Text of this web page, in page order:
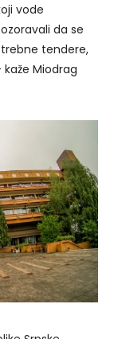
vode
da se
tendere,
Miodrag